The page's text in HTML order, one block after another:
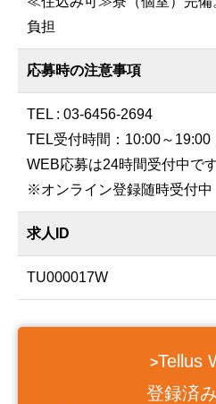
負担
応募時の注意事項
TEL : 03-6456-2694
TEL受付時間：10:00～19:00
WEB応募は24時間受付中です
※オンライン登録随時受付中
求人ID
TU000017W
>Tellus
登録済